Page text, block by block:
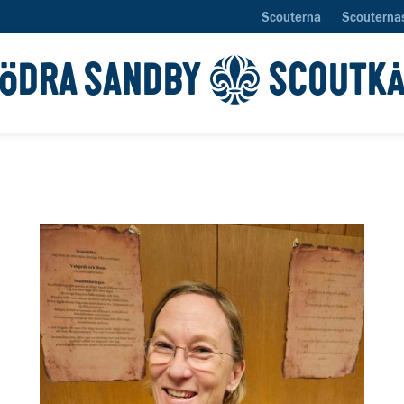
Scouterna
SANDBY